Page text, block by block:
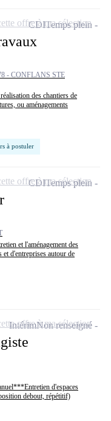
- CONFLANS STE
des chantiers de
ou aménagements
à postuler
CDITemps plein
offre à ma sélection
et l'aménagement des
et d'entreprises autour de
CDITemps plein
offre à ma sélection
d'espaces
debout, répétitif)
IntérimNon renseigné
offre à ma sélection